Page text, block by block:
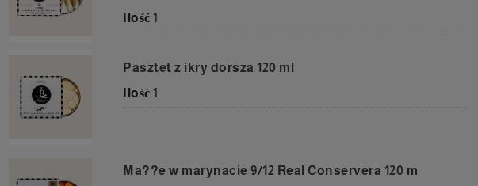
Ilość 1
Pasztet z ikry dorsza 120 ml
Ilość 1
Ma??e w marynacie 9/12 Real Conservera 120 m